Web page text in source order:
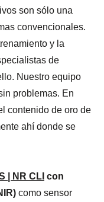
son sólo una
convencionales.
y la
de
Nuestro equipo
problemas. En
contenido de oro de
ahí donde se
| NR CLI con
como sensor